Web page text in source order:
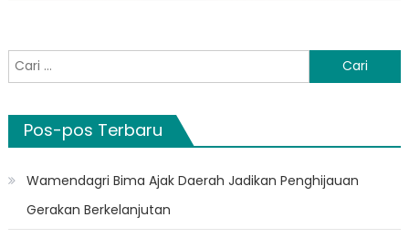
Cari
untuk:
Pos-pos Terbaru
Wamendagri Bima Ajak Daerah Jadikan Penghijauan
Gerakan Berkelanjutan